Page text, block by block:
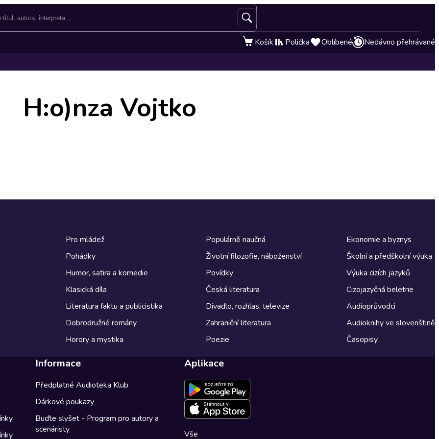
Košík Polička Oblíbené Nedávno přehrávané
H:o)nza Vojtko
Pro mládež
Pohádky
Humor, satira a komedie
Klasická díla
Literatura faktu a publicistika
Dobrodružné romány
Horory a mystika
Populárně naučná
Životní filozofie, náboženství
Povídky
Česká literatura
Divadlo, rozhlas, televize
Zahraniční literatura
Poezie
Ekonomie a byznys
Školní a předškolní výuka
Výuka cizích jazyků
Cizojazyčná beletrie
Audioprůvodci
Audioknihy ve slovenštině
Časopisy
Informace
Předplatné Audioteka Klub
Dárkové poukazy
Buďte slyšet - Program pro autory a
scenáristy
Aplikace
Vše